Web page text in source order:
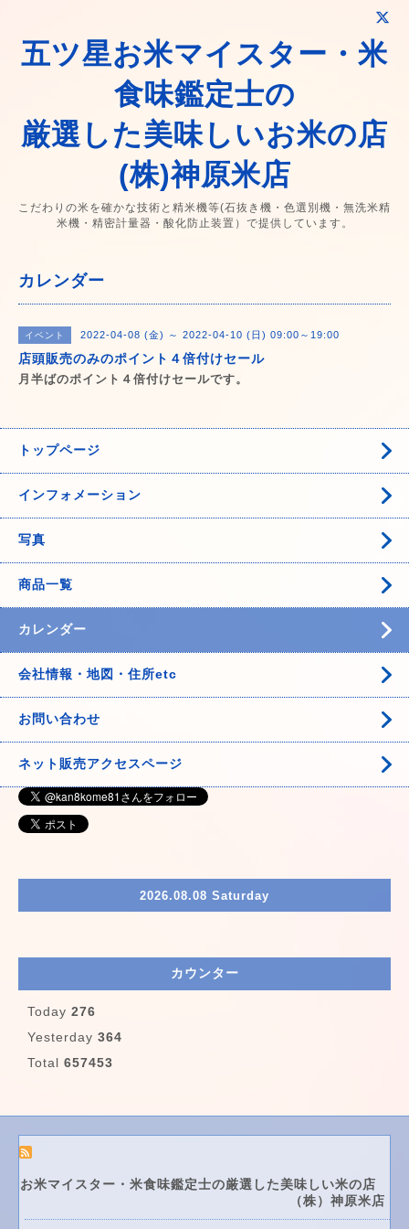
五ツ星お米マイスター・米
食味鑑定士の
厳選した美味しいお米の店
(株)神原米店
こだわりの米を確かな技術と精米機等(石抜き機・色選別機・無洗米精
米機・精密計量器・酸化防止装置）で提供しています。
カレンダー
イベント 2022-04-08 (金) ～ 2022-04-10 (日) 09:00～19:00
店頭販売のみのポイント４倍付けセール
月半ばのポイント４倍付けセールです。
トップページ
インフォメーション
写真
商品一覧
カレンダー
会社情報・地図・住所etc
お問い合わせ
ネット販売アクセスページ
2026.08.08 Saturday
カウンター
Today 276
Yesterday 364
Total 657453
お米マイスター・米食味鑑定士の厳選した美味しい米の店
（株）神原米店